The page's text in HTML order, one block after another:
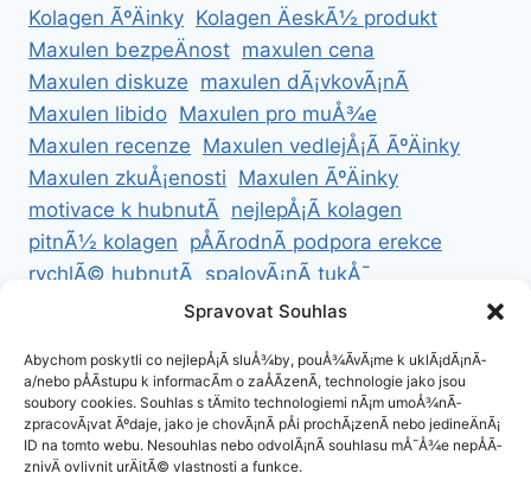
Kolagen ÃºÄinky Kolagen ÄeskÃ½ produkt
Maxulen bezpeÄnost maxulen cena
Maxulen diskuze maxulen dÃ¡vkovÃ¡nÃ­
Maxulen libido Maxulen pro muÅ¾e
Maxulen recenze Maxulen vedlejÅ¡Ã­ ÃºÄinky
Maxulen zkuÅ¡enosti Maxulen ÃºÄinky
motivace k hubnutÃ­ nejlepÅ¡Ã­ kolagen
pitnÃ½ kolagen pÅÃ­rodnÃ­ podpora erekce
rychlÃ© hubnutÃ­ spalovÃ¡nÃ­ tukÅ¯
ZdravÃ© hubnutÃ­ ZdravÃ© recepty na hubnutÃ­
ZÃ¡sady cookies (EU)
Spravovat Souhlas
Abychom poskytli co nejlepÅ¡Ã­ sluÅ¾by, pouÅ¾Ã­vÃ¡me k uklÃ¡dÃ¡nÃ­
a/nebo pÅÃ­stupu k informacÃ­m o zaÅÃ­zenÃ­, technologie jako jsou
soubory cookies. Souhlas s tÄmito technologiemi nÃ¡m umoÅ¾nÃ­
zpracovÃ¡vat Ãºdaje, jako je chovÃ¡nÃ­ pÅi prochÃ¡zenÃ­ nebo jedineÄnÃ¡
ID na tomto webu. Nesouhlas nebo odvolÃ¡nÃ­ souhlasu mÅ¯Å¾e nepÅÃ­
znivÄ ovlivnit urÄitÃ© vlastnosti a funkce.